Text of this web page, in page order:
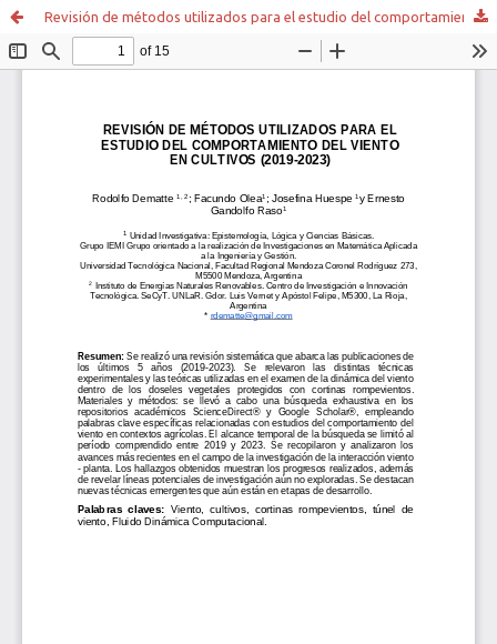
Revisión de métodos utilizados para el estudio del comportamiento del viento en cultivos (2019-2023)